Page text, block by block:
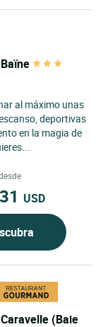
al máximo unas
deportivas
en la magia de
USD
(Baie